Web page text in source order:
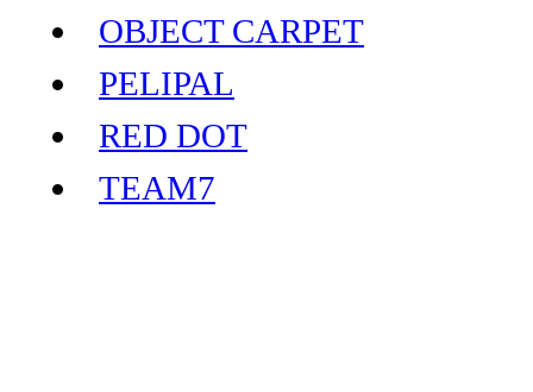
OBJECT CARPET
PELIPAL
RED DOT
TEAM7